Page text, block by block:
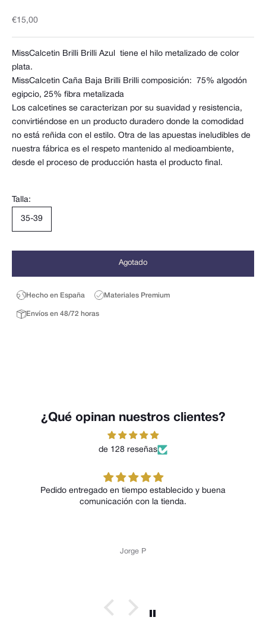
Precio de oferta
€15,00
MissCalcetin Brilli Brilli Azul tiene el hilo metalizado de color
plata.
MissCalcetin Caña Baja Brilli Brilli composición:
75% algodón
egipcio, 25% fibra metalizada
Los calcetines se caracterizan por su suavidad y resistencia,
convirtiéndose en un producto duradero donde la comodidad
no está reñida con el estilo. Otra de las apuestas ineludibles de
nuestra fábrica es el respeto mantenido al medioambiente,
desde el proceso de producción hasta el producto final.
Talla:
35-39
Agotado
Hecho en España Materiales Premium
Envíos en 48/72 horas
¿Qué opinan nuestros clientes?
de 128 reseñas
Pedido entregado en tiempo establecido y buena
comunicación con la tienda.
Jorge P